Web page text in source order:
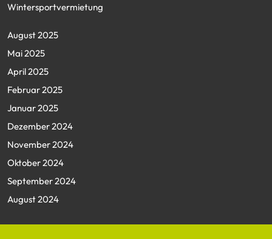
Wintersportvermietung
August 2025
Mai 2025
April 2025
Februar 2025
Januar 2025
Dezember 2024
November 2024
Oktober 2024
September 2024
August 2024